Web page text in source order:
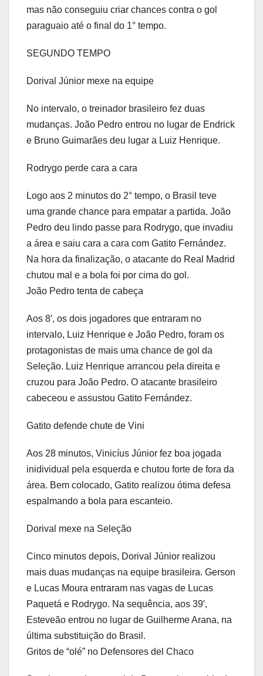
mas não conseguiu criar chances contra o gol
paraguaio até o final do 1° tempo.
SEGUNDO TEMPO
Dorival Júnior mexe na equipe
No intervalo, o treinador brasileiro fez duas
mudanças. João Pedro entrou no lugar de Endrick
e Bruno Guimarães deu lugar a Luiz Henrique.
Rodrygo perde cara a cara
Logo aos 2 minutos do 2° tempo, o Brasil teve
uma grande chance para empatar a partida. João
Pedro deu lindo passe para Rodrygo, que invadiu
a área e saiu cara a cara com Gatito Fernández.
Na hora da finalização, o atacante do Real Madrid
chutou mal e a bola foi por cima do gol.
João Pedro tenta de cabeça
Aos 8′, os dois jogadores que entraram no
intervalo, Luiz Henrique e João Pedro, foram os
protagonistas de mais uma chance de gol da
Seleção. Luiz Henrique arrancou pela direita e
cruzou para João Pedro. O atacante brasileiro
cabeceou e assustou Gatito Fernández.
Gatito defende chute de Vini
Aos 28 minutos, Vinicíus Júnior fez boa jogada
inidividual pela esquerda e chutou forte de fora da
área. Bem colocado, Gatito realizou ótima defesa
espalmando a bola para escanteio.
Dorival mexe na Seleção
Cinco minutos depois, Dorival Júnior realizou
mais duas mudanças na equipe brasileira. Gerson
e Lucas Moura entraram nas vagas de Lucas
Paquetá e Rodrygo. Na sequência, aos 39′,
Esteveão entrou no lugar de Guilherme Arana, na
última substituição do Brasil.
Gritos de “olé” no Defensores del Chaco